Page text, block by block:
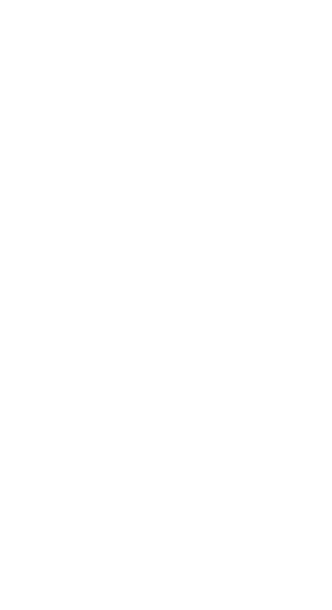
Semanas después, volvió a
señala Quirós. El resultado
es muy práctico. O por lo
un periodista o un periódico
fácil». Pero Julián descarta
van a ayudar,
que eres un tío estupendo.
«Yo sé que es un hombre
los periodistas nos interesa
también nos convertimos
Quirós, que ve algo positivo
Cuando se hace
reputación, pero al